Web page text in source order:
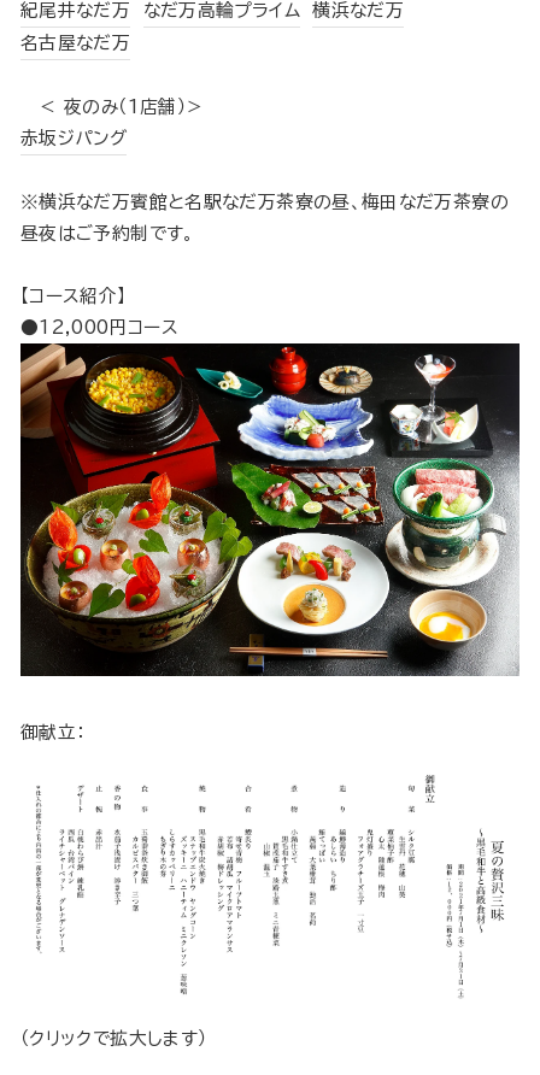
紀尾井なだ万
なだ万高輪プライム
横浜なだ万
名古屋なだ万
＜ 夜のみ（1店舗）＞
赤坂ジパング
※横浜なだ万賓館と名駅なだ万茶寮の昼、梅田なだ万茶寮の
昼夜はご予約制です。
【コース紹介】
●12,000円コース
御献立：
（クリックで拡大します）